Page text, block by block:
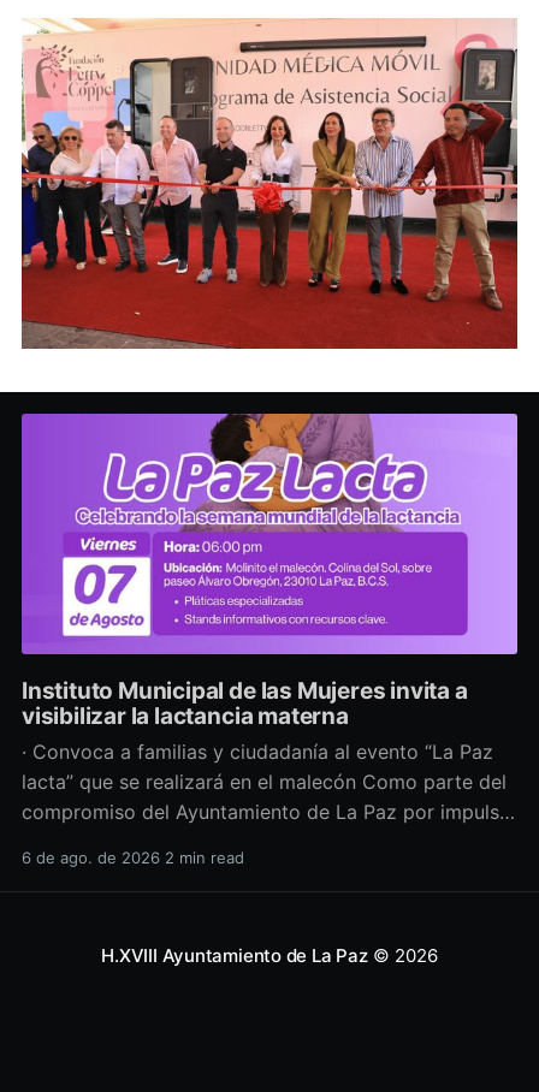
Instituto Municipal de las Mujeres invita a
visibilizar la lactancia materna
· Convoca a familias y ciudadanía al evento “La Paz
lacta” que se realizará en el malecón Como parte del
compromiso del Ayuntamiento de La Paz por impulsar
salud y los derechos de las mujeres, así como generar
6 de ago. de 2026 2 min read
H.XVIII Ayuntamiento de La Paz© 2026